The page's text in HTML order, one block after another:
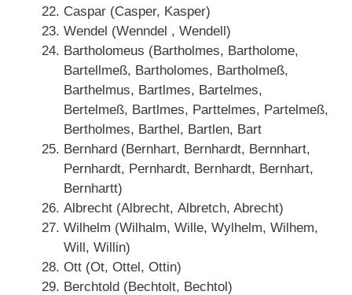
Caspar (Casper, Kasper)
Wendel (Wenndel , Wendell)
Bartholomeus (Bartholmes, Bartholome,
Bartellmeß, Bartholomes, Bartholmeß,
Barthelmus, Bartlmes, Bartelmes,
Bertelmeß, Bartlmes, Parttelmes, Partelmeß,
Bertholmes, Barthel, Bartlen, Bart
Bernhard (Bernhart, Bernhardt, Bernnhart,
Pernhardt, Pernhardt, Bernhardt, Bernhart,
Bernhartt)
Albrecht (Albrecht, Albretch, Abrecht)
Wilhelm (Wilhalm, Wille, Wylhelm, Wilhem,
Will, Willin)
Ott (Ot, Ottel, Ottin)
Berchtold (Bechtolt, Bechtol)